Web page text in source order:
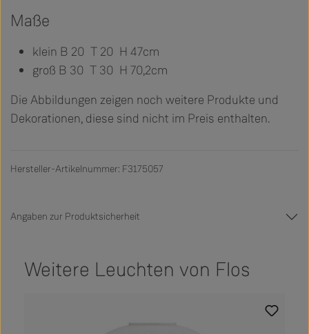
Maße
klein B 20 T 20 H 47cm
groß B 30 T 30 H 70,2cm
Die Abbildungen zeigen noch weitere Produkte und
Dekorationen, diese sind nicht im Preis enthalten.
Hersteller-Artikelnummer: F3175057
Angaben zur Produktsicherheit
Weitere Leuchten von Flos